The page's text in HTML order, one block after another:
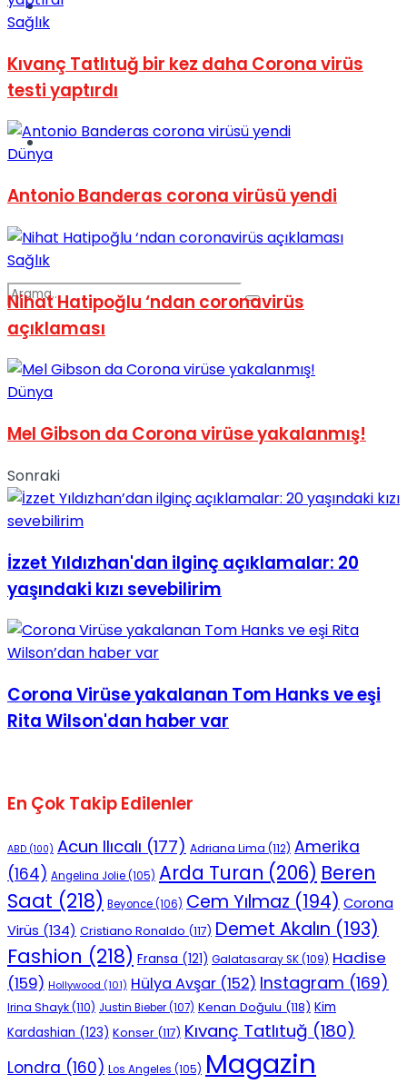
Spor
Podcast
No Result
View All Result
Sağlık
Kıvanç Tatlıtuğ bir kez daha Corona virüs
testi yaptırdı
Dünya
Antonio Banderas corona virüsü yendi
Sağlık
Nihat Hatipoğlu ‘ndan coronavirüs
açıklaması
Dünya
Mel Gibson da Corona virüse yakalanmış!
Sonraki
İzzet Yıldızhan'dan ilginç açıklamalar: 20
yaşındaki kızı sevebilirim
Corona Virüse yakalanan Tom Hanks ve eşi
Rita Wilson'dan haber var
En Çok Takip Edilenler
ABD (100) Acun Ilıcalı (177) Adriana Lima (112) Amerika
(164) Angelina Jolie(105) Arda Turan (206) Beren
Saat (218) Beyonce(106) Cem Yılmaz (194) Corona
Virüs (134) Cristiano Ronaldo (117) Demet Akalın (193)
Fashion (218) Fransa (121) Galatasaray SK(109) Hadise
(159) Hollywood (101) Hülya Avşar (152) Instagram (169)
Irina Shayk(110) Justin Bieber(107) Kenan Doğulu (118) Kim
Kardashian (123) Konser (117) Kıvanç Tatlıtuğ (180)
Londra (160) Los Angeles (105) Magazin